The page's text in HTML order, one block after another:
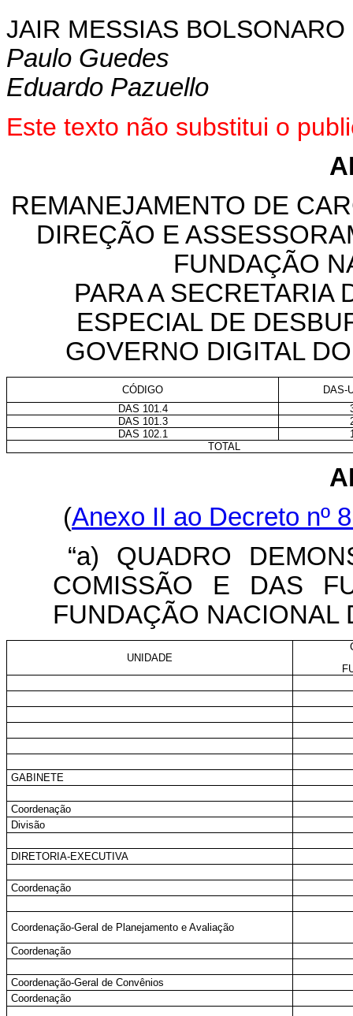
JAIR MESSIAS BOLSONARO
Paulo Guedes
Eduardo Pazuello
Este texto não substitui o
REMANEJAMENTO DE
DIREÇÃO E
FUNDAÇÃO
PARA A SECRETARIA
ESPECIAL DE
GOVERNO DIGITAL
CÓDIGO
DAS-
DAS 101.4
DAS 101.3
DAS 102.1
TOTAL
(Anexo II ao Decreto nº
“a) QUADRO
COMISSÃO E DAS
FUNDAÇÃO NACIONAL
UNIDADE
GABINETE
Coordenação
Divisão
DIRETORIA-EXECUTIVA
Coordenação
Coordenação-Geral de Planejamento e Avaliação
Coordenação
Coordenação-Geral de Convênios
Coordenação